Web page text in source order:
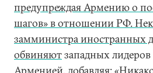
предупреждаяАрмению о
шагов» в отношении РФ.
замминистра иностранных
обвиняютзападных